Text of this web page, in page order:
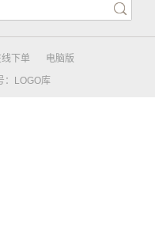
下单
电脑版
：LOGO库